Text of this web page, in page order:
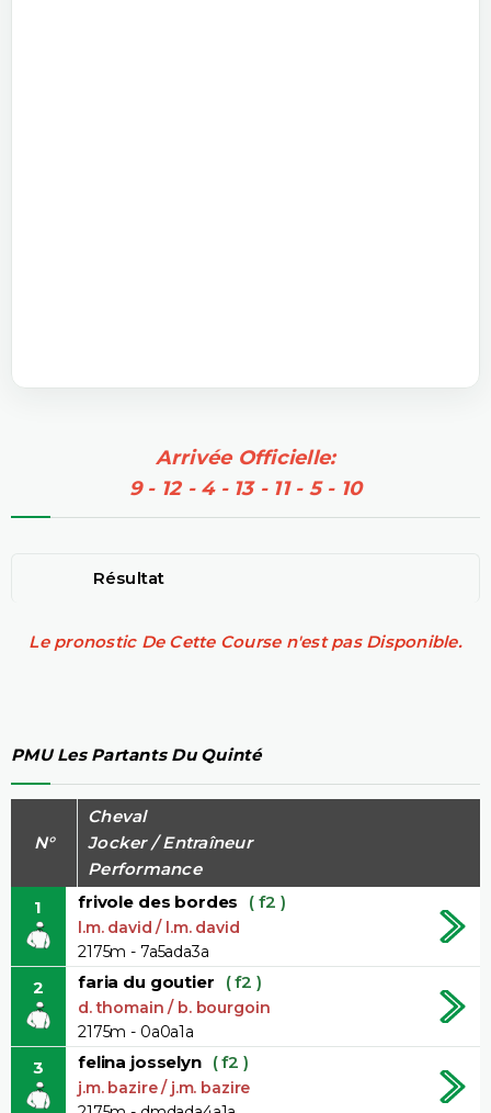
Arrivée Officielle:
9 - 12 - 4 - 13 - 11 - 5 - 10
Résultat
Le pronostic De Cette Course n'est pas Disponible.
PMU Les Partants Du Quinté
N°
Cheval
Jocker / Entraîneur
Performance
1
frivole des bordes ( f2 )
l.m. david / l.m. david
2175m - 7a5ada3a
2 faria du goutier ( f2 )
d. thomain / b. bourgoin
2175m - 0a0a1a
3 felina josselyn ( f2 )
j.m. bazire / j.m. bazire